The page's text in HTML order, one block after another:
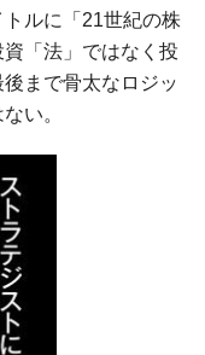
ルに「21世紀の株
「法」ではなく投
まで骨太なロジッ
い。